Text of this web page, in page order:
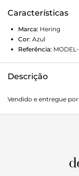
Características
Marca: Hering
Cor: Azul
Referência:
Descrição
fashion que
moderno e detalhe
reta Comprimento
Bolsos tradicionais
Vendido e entregue por